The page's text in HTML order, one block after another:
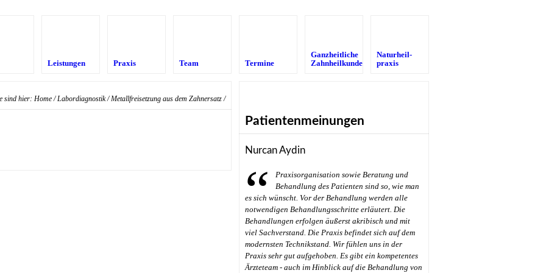
Leistungen Praxis Team Termine
Ganzheitliche
Zahnheilkunde
Naturheil­
praxis
sind hier: Home/Labordiagnostik/Metallfreisetzung aus dem Zahnersatz/
Patientenmeinungen
Nurcan Aydin
Praxisorganisation sowie Beratung und
Behandlung des Patienten sind so, wie man
es sich wünscht. Vor der Behandlung werden alle
notwendigen Behandlungsschritte erläutert. Die
Behandlungen erfolgen äußerst akribisch und mit
viel Sachverstand. Die Praxis befindet sich auf dem
modernsten Technikstand. Wir fühlen uns in der
Praxis sehr gut aufgehoben. Es gibt ein kompetentes
Ärzteteam - auch im Hinblick auf die Behandlung von